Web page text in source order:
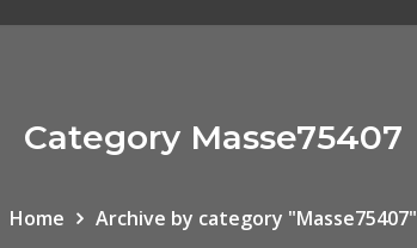
Category Masse75407
Home Archive by category "Masse75407"